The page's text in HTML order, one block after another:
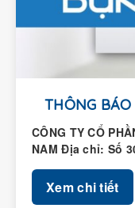
THÔNG BÁO
CÔNG TY CỔ
NAM Địa chỉ: Số
Xem chi tiết